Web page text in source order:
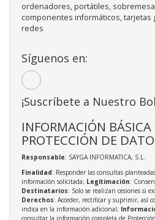
ordenadores, portátiles,
componentes informáticos, tarjetas
redes
Síguenos en:
¡Suscríbete a Nuestro
INFORMACIÓN BÁSICA
PROTECCIÓN DE
Responsable: SAYGA INFORMATICA, S.L.
Finalidad: Responder las consultas
información solicitada; Legitimación:
Destinatarios: Solo se realizan cesiones si
Derechos: Acceder, rectificar y suprimir, así
indica en la información adicional;
consultar la información completa de